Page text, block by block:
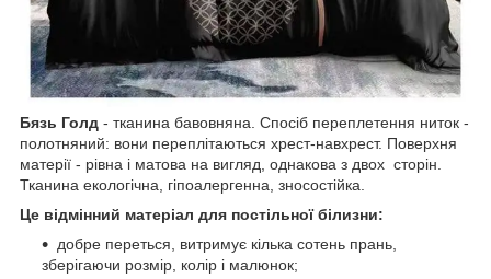
Бязь Голд - тканина бавовняна. Спосіб переплетення ниток -
полотняний: вони переплітаються хрест-навхрест. Поверхня
матерії - рівна і матова на вигляд, однакова з двох сторін.
Тканина екологічна, гіпоалергенна, зносостійка.
Це відмінний матеріал для постільної білизни:
добре переться, витримує кілька сотень прань,
зберігаючи розмір, колір і малюнок;